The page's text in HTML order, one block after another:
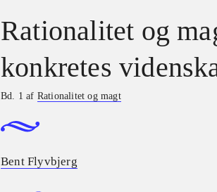
Rationalitet og
konkretes
Bd. 1 af Rationalitet og magt
Bent Flyvbjerg